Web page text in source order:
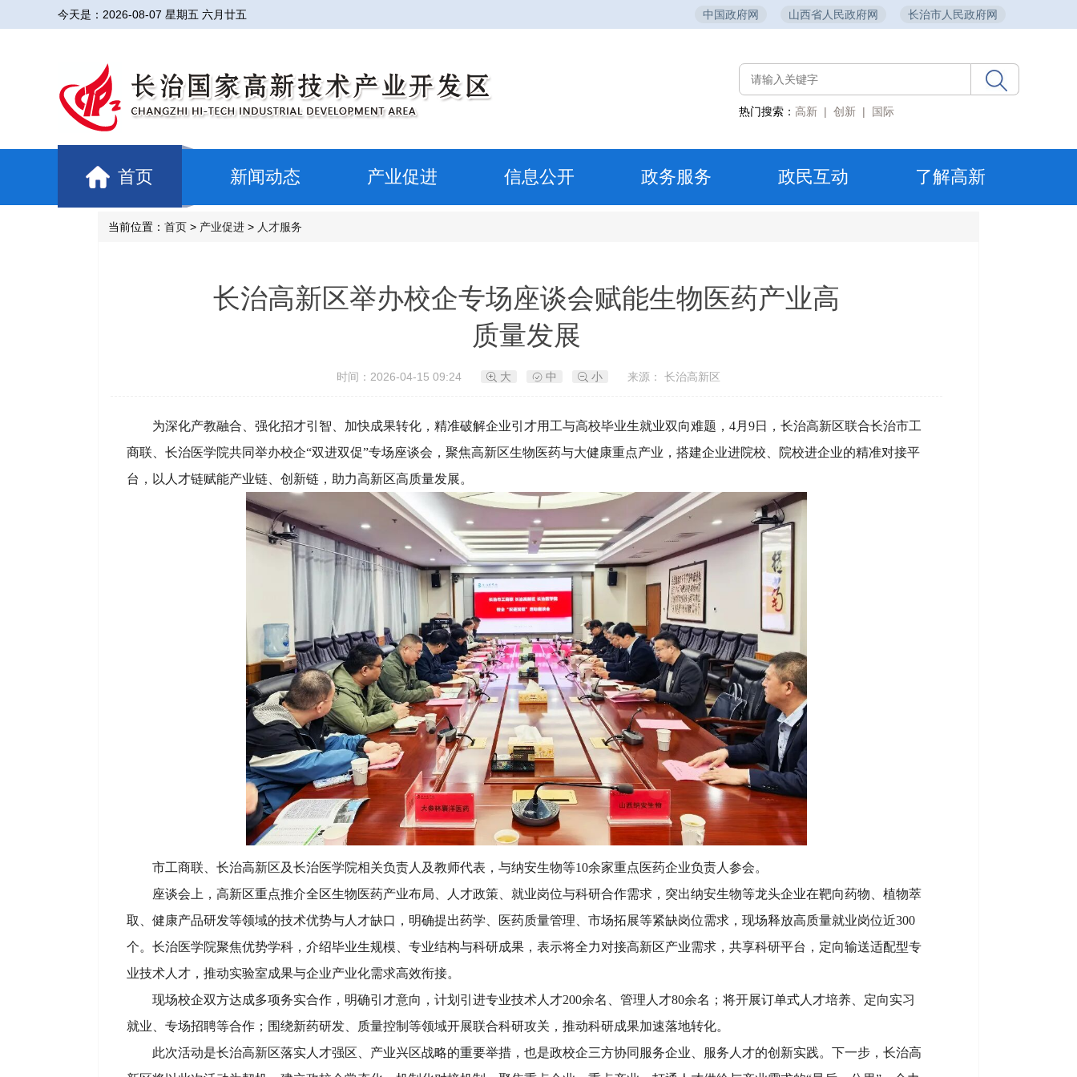
今天是： 2026-08-07 星期五 六月廿五 中国政府网 山西省人民政府网 长治市人民政府网
热门搜索： 高新 | 创新 | 国际
首页 新闻动态 产业促进 信息公开 政务服务 政民互动 了解高新
当前位置： 首页 > 产业促进 > 人才服务
长治高新区举办校企专场座谈会赋能生物医药产业高
质量发展
时间：2026-04-15 09:24 大 中 小 来源： 长治高新区
为深化产教融合、强化招才引智、加快成果转化，精准破解企业引才用工与高校毕业生就业双向难题，4月9日，长治高新区联合长治市工
商联、长治医学院共同举办校企“双进双促”专场座谈会，聚焦高新区生物医药与大健康重点产业，搭建企业进院校、院校进企业的精准对接平
台，以人才链赋能产业链、创新链，助力高新区高质量发展。
市工商联、长治高新区及长治医学院相关负责人及教师代表，与纳安生物等10余家重点医药企业负责人参会。
座谈会上，高新区重点推介全区生物医药产业布局、人才政策、就业岗位与科研合作需求，突出纳安生物等龙头企业在靶向药物、植物萃
取、健康产品研发等领域的技术优势与人才缺口，明确提出药学、医药质量管理、市场拓展等紧缺岗位需求，现场释放高质量就业岗位近300
个。长治医学院聚焦优势学科，介绍毕业生规模、专业结构与科研成果，表示将全力对接高新区产业需求，共享科研平台，定向输送适配型专
业技术人才，推动实验室成果与企业产业化需求高效衔接。
现场校企双方达成多项务实合作，明确引才意向，计划引进专业技术人才200余名、管理人才80余名；将开展订单式人才培养、定向实习
就业、专场招聘等合作；围绕新药研发、质量控制等领域开展联合科研攻关，推动科研成果加速落地转化。
此次活动是长治高新区落实人才强区、产业兴区战略的重要举措，也是政校企三方协同服务企业、服务人才的创新实践。下一步，长治高